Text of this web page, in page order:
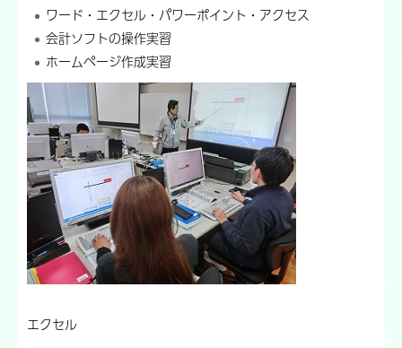
ワード・エクセル・パワーポイント・アクセス
会計ソフトの操作実習
ホームページ作成実習
エクセル